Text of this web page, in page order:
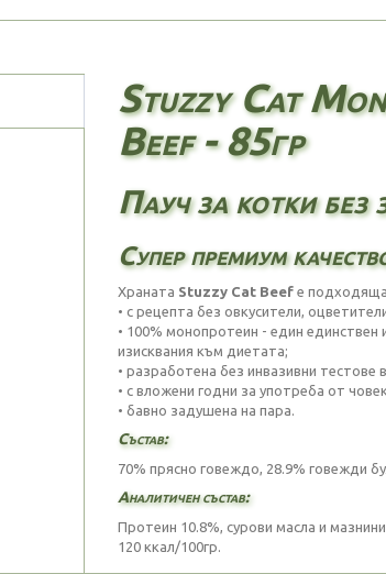
Stuzzy Cat
Beef - 85гр
Пауч за котки без
Супер премиум
Храната Stuzzy Cat Beefе подходяща
• с рецепта без овкусители,
• 100% монопротеин - един
изисквания към диетата;
• разработена без инвазивни
• с вложени годни за употреба от
• бавно задушена на пара.
Състав:
70% прясно говеждо, 28.9% говежди
Аналитичен състав:
Протеин 10.8%, сурови масла и
120 ккал/100гр.